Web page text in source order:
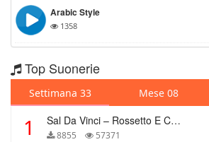
Arabic Style
1358
Top Suonerie
Settimana 33 Mese 08
1 Sal Da Vinci – Rossetto E Caffè
8855 57371